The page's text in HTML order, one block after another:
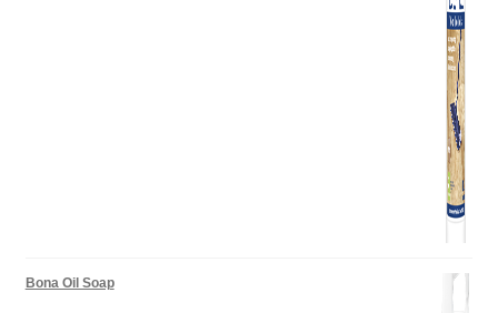
Bona Oil Soap